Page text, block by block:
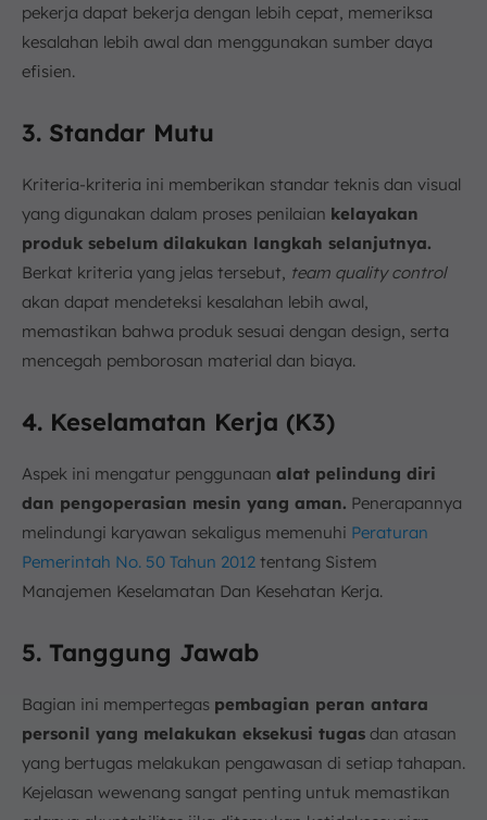
pekerja dapat bekerja dengan lebih cepat, memeriksa
kesalahan lebih awal dan menggunakan sumber daya
efisien.
3. Standar Mutu
Kriteria-kriteria ini memberikan standar teknis dan visual
yang digunakan dalam proses penilaian kelayakan
produk sebelum dilakukan langkah selanjutnya.
Berkat kriteria yang jelas tersebut, team quality control
akan dapat mendeteksi kesalahan lebih awal,
memastikan bahwa produk sesuai dengan design, serta
mencegah pemborosan material dan biaya.
4. Keselamatan Kerja (K3)
Aspek ini mengatur penggunaan alat pelindung diri
dan pengoperasian mesin yang aman. Penerapannya
melindungi karyawan sekaligus memenuhi Peraturan
Pemerintah No. 50 Tahun 2012 tentang Sistem
Manajemen Keselamatan Dan Kesehatan Kerja.
5. Tanggung Jawab
Bagian ini mempertegas pembagian peran antara
personil yang melakukan eksekusi tugas dan atasan
yang bertugas melakukan pengawasan di setiap tahapan.
Kejelasan wewenang sangat penting untuk memastikan